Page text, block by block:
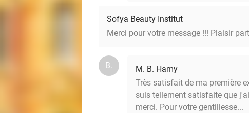
Sofya Beauty Institut
Merci pour votre message !!! Plaisir
B.
M. B. Hamy
Très satisfait de ma première
suis tellement satisfaite que
merci. Pour votre gentillesse...